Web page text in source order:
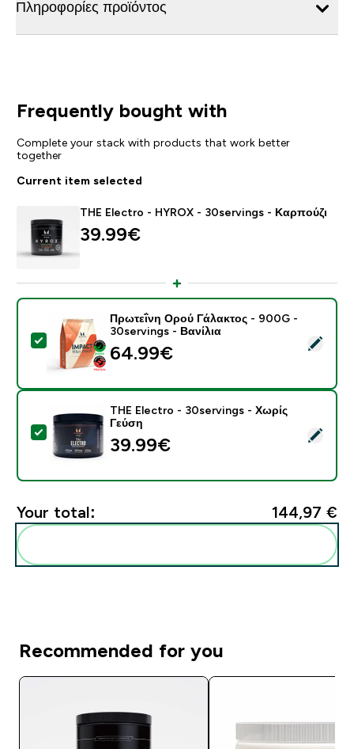
Πληροφορίες προϊόντος
Frequently bought with
Complete your stack with products that work better
together
Current item selected
THE Electro - HYROX - 30servings - Καρπούζι
39.99€‎
Select this product - Πρωτεΐνη Ορού Γάλακτος -
Πρωτεΐνη Ορού Γάλακτος - 900G -
30servings - Βανίλια
64.99€‎
Select this product - THE Electro - 30servings -
THE Electro - 30servings - Χωρίς
Γεύση
39.99€‎
Your total: 144,97 €‎
Recommended for you